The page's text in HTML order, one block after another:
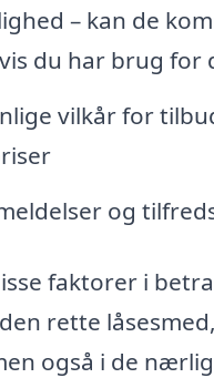
– kan de
du har brug for
vilkår for
og
faktorer i
rette
også i de